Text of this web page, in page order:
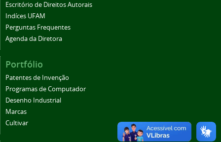
Escritório de Direitos Autorais
Indíces UFAM
Perguntas Frequentes
Agenda da Diretora
Portfólio
Patentes de Invenção
Programas de Computador
Desenho Industrial
Marcas
Cultivar